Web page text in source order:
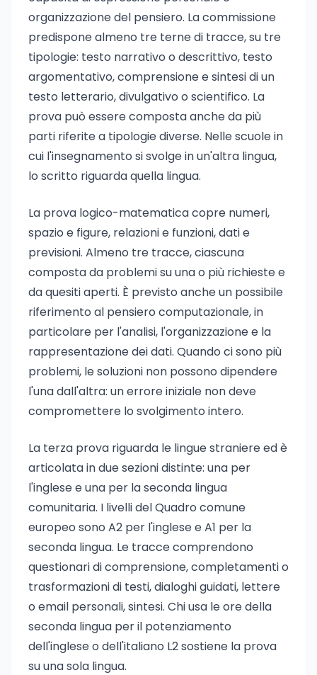
organizzazione del pensiero. La commissione
predispone almeno tre terne di tracce, su tre
tipologie: testo narrativo o descrittivo, testo
argomentativo, comprensione e sintesi di un
testo letterario, divulgativo o scientifico. La
prova può essere composta anche da più
parti riferite a tipologie diverse. Nelle scuole in
cui l'insegnamento si svolge in un'altra lingua,
lo scritto riguarda quella lingua.
La prova logico-matematica copre numeri,
spazio e figure, relazioni e funzioni, dati e
previsioni. Almeno tre tracce, ciascuna
composta da problemi su una o più richieste e
da quesiti aperti. È previsto anche un possibile
riferimento al pensiero computazionale, in
particolare per l'analisi, l'organizzazione e la
rappresentazione dei dati. Quando ci sono più
problemi, le soluzioni non possono dipendere
l'una dall'altra: un errore iniziale non deve
compromettere lo svolgimento intero.
La terza prova riguarda le lingue straniere ed è
articolata in due sezioni distinte: una per
l'inglese e una per la seconda lingua
comunitaria. I livelli del Quadro comune
europeo sono A2 per l'inglese e A1 per la
seconda lingua. Le tracce comprendono
questionari di comprensione, completamenti o
trasformazioni di testi, dialoghi guidati, lettere
o email personali, sintesi. Chi usa le ore della
seconda lingua per il potenziamento
dell'inglese o dell'italiano L2 sostiene la prova
su una sola lingua.